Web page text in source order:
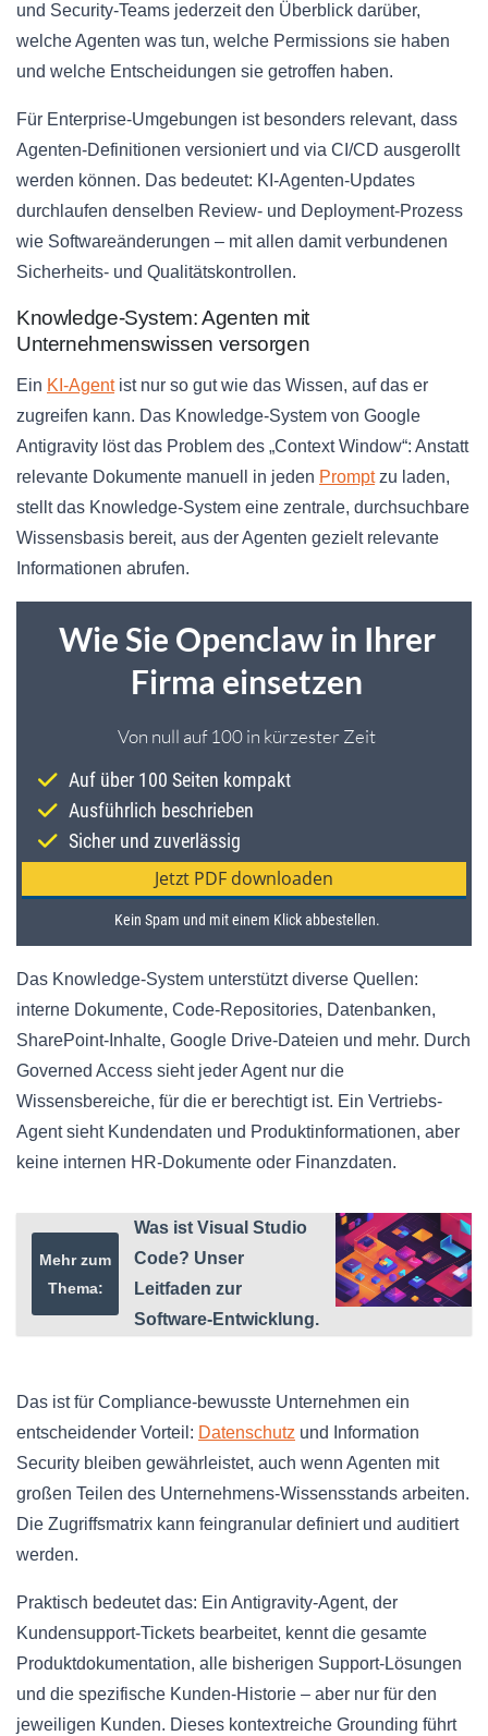
und Security-Teams jederzeit den Überblick darüber,
welche Agenten was tun, welche Permissions sie haben
und welche Entscheidungen sie getroffen haben.
Für Enterprise-Umgebungen ist besonders relevant, dass
Agenten-Definitionen versioniert und via CI/CD ausgerollt
werden können. Das bedeutet: KI-Agenten-Updates
durchlaufen denselben Review- und Deployment-Prozess
wie Softwareänderungen – mit allen damit verbundenen
Sicherheits- und Qualitätskontrollen.
Knowledge-System: Agenten mit
Unternehmenswissen versorgen
Ein KI-Agentist nur so gut wie das Wissen, auf das er
zugreifen kann. Das Knowledge-System von Google
Antigravity löst das Problem des „Context Window“: Anstatt
relevante Dokumente manuell in jeden Promptzu laden,
stellt das Knowledge-System eine zentrale, durchsuchbare
Wissensbasis bereit, aus der Agenten gezielt relevante
Informationen abrufen.
Das Knowledge-System unterstützt diverse Quellen:
interne Dokumente, Code-Repositories, Datenbanken,
SharePoint-Inhalte, Google Drive-Dateien und mehr. Durch
Governed Access sieht jeder Agent nur die
Wissensbereiche, für die er berechtigt ist. Ein Vertriebs-
Agent sieht Kundendaten und Produktinformationen, aber
keine internen HR-Dokumente oder Finanzdaten.
Mehr zum
Thema:
Was ist Visual Studio
Code? Unser
Leitfaden zur
Software-Entwicklung.
Das ist für Compliance-bewusste Unternehmen ein
entscheidender Vorteil: Datenschutz und Information
Security bleiben gewährleistet, auch wenn Agenten mit
großen Teilen des Unternehmens-Wissensstands arbeiten.
Die Zugriffsmatrix kann feingranular definiert und auditiert
werden.
Praktisch bedeutet das: Ein Antigravity-Agent, der
Kundensupport-Tickets bearbeitet, kennt die gesamte
Produktdokumentation, alle bisherigen Support-Lösungen
und die spezifische Kunden-Historie – aber nur für den
jeweiligen Kunden. Dieses kontextreiche Grounding führt